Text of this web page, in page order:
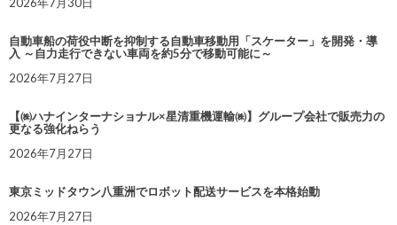
2026年7月30日
自動車船の荷役中断を抑制する自動車移動用「スケーター」を開発・導
入 ～自力走行できない車両を約5分で移動可能に～
2026年7月27日
【㈱ハナインターナショナル×星清重機運輸㈱】グループ会社で販売力の
更なる強化ねらう
2026年7月27日
東京ミッドタウン八重洲でロボット配送サービスを本格始動
2026年7月27日